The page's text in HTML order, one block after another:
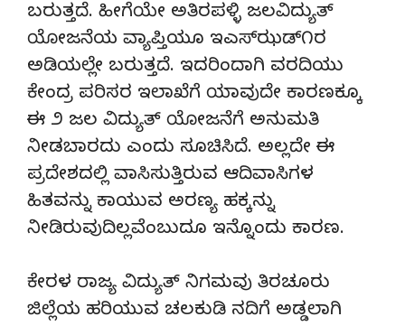
ಬರುತ್ತದೆ. ಹೀಗೆಯೇ ಅತಿರಪಳ್ಳಿ ಜಲವಿದ್ಯುತ್
ಯೋಜನೆಯ ವ್ಯಾಪ್ತಿಯೂ ಇಎಸ್‌ಝಡ್೧ರ
ಅಡಿಯಲ್ಲೇ ಬರುತ್ತದೆ. ಇದರಿಂದಾಗಿ ವರದಿಯು
ಕೇಂದ್ರ ಪರಿಸರ ಇಲಾಖೆಗೆ ಯಾವುದೇ ಕಾರಣಕ್ಕೂ
ಈ ೨ ಜಲ ವಿದ್ಯುತ್ ಯೋಜನೆಗೆ ಅನುಮತಿ
ನೀಡಬಾರದು ಎಂದು ಸೂಚಿಸಿದೆ. ಅಲ್ಲದೇ ಈ
ಪ್ರದೇಶದಲ್ಲಿ ವಾಸಿಸುತ್ತಿರುವ ಆದಿವಾಸಿಗಳ
ಹಿತವನ್ನು ಕಾಯುವ ಅರಣ್ಯ ಹಕ್ಕನ್ನು
ನೀಡಿರುವುದಿಲ್ಲವೆಂಬುದೂ ಇನ್ನೊಂದು ಕಾರಣ.
ಕೇರಳ ರಾಜ್ಯ ವಿದ್ಯುತ್ ನಿಗಮವು ತಿರಚೂರು
ಜಿಲ್ಲೆಯ ಹರಿಯುವ ಚಲಕುಡಿ ನದಿಗೆ ಅಡ್ಡಲಾಗಿ